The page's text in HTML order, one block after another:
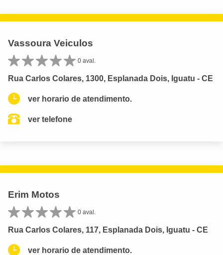
Vassoura Veiculos
0 aval.
Rua Carlos Colares, 1300, Esplanada Dois, Iguatu - CE
ver horario de atendimento.
ver telefone
Erim Motos
0 aval.
Rua Carlos Colares, 117, Esplanada Dois, Iguatu - CE
ver horario de atendimento.